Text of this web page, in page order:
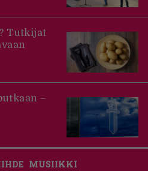
Tutkijat
–
MUSIIKKI